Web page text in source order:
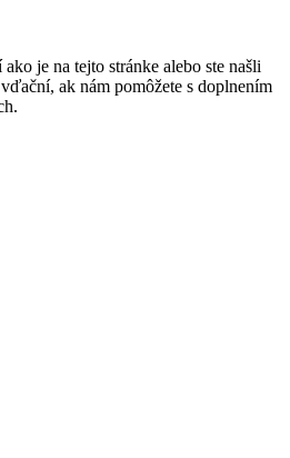
je na tejto stránke alebo ste našli
ak nám pomôžete s doplnením